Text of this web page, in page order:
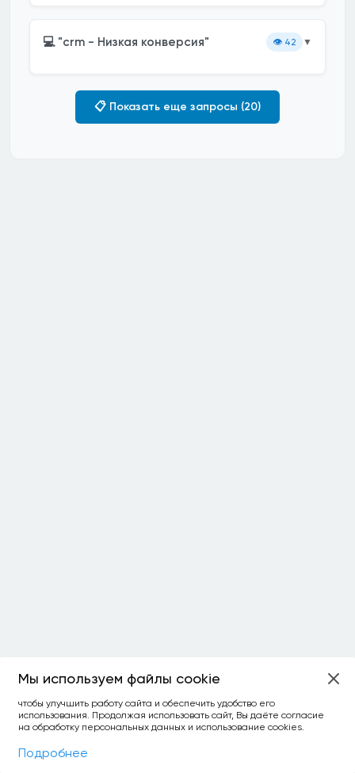
Фильтры
💻 "crm - Низкая конверсия" 👁️ 42 ▼
📋 Показать еще запросы (20)
Мы используем файлы cookie
чтобы улучшить работу сайта и обеспечить удобство его
использования. Продолжая использовать сайт, Вы даёте согласие
на обработку персональных данных и использование cookies.
Подробнее
ОСТАЛОСЬ:
уточнить фильтр сравнить топ-3
спросить ИИ